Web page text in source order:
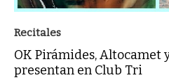
Recitales
OK Pirámides, Altocamet
presentan en Club Tri